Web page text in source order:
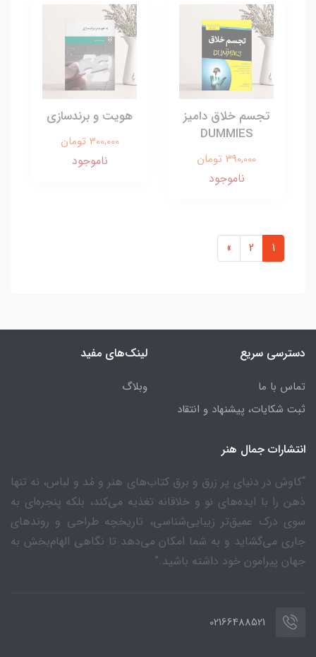
تجسم خلاق دامیز
DUMMIES
390,000 تومان
ناموجود
هویت و برندسازی
300,000 تومان
ناموجود
1
2
»
دسترسی سریع
تماس با ما
ثبت شکایات، پیشنهاد و انتقاد
لینک‌های مفید
وبلاگ
انتشارات جمال هنر
“کاوش در دنیای پر زرق و برق کتاب‌های هنر و مُد و لباس، نه تنها
ذهن را با ایده‌های نو و خلاقانه تغذیه می‌کند، بلکه پنجره‌ای به
سوی درک عمیق‌تر زیبایی‌شناسی، تاریخچه طراحی و روندهای
جاری می‌گشاید و به شما امکان می‌دهد تا نگاهی الهام‌بخش به
جهان پیرامون خود داشته باشید.”
02166488521